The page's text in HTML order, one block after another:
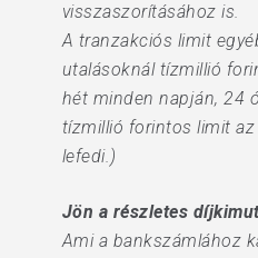
visszaszorításához is.
A tranzakciós limit
utalásoknál tízmillió
hét minden napján, 24
tízmillió forintos limit
lefedi.)
Jön a részletes
Ami a bankszámlához